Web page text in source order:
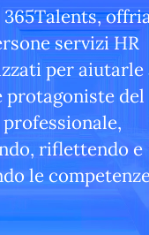
365Talents,
servizi HR
per aiutarle
protagoniste
riflettendo e
le